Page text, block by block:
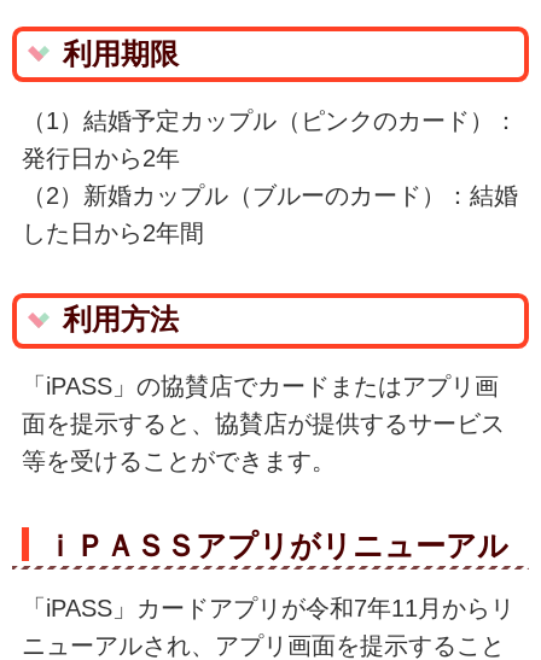
利用期限
（1）結婚予定カップル（ピンクのカード）：
発行日から2年
（2）新婚カップル（ブルーのカード）：結婚
した日から2年間
利用方法
「iPASS」の協賛店でカードまたはアプリ画
面を提示すると、協賛店が提供するサービス
等を受けることができます。
ｉＰＡＳＳアプリがリニューアル
「iPASS」カードアプリが令和7年11月からリ
ニューアルされ、アプリ画面を提示すること